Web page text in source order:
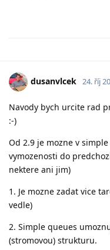
dusanvlcek 24. říj
Navody bych urcite rad
:-)
Od 2.9 je mozne v
vymozenosti do
nektere ani jim)
1. Je mozne zadat vice
vedle)
2. Simple queues
(stromovou) strukturu.